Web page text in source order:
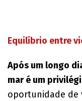
Equilíbrio entre
Após um longo
mar é um
oportunidade de